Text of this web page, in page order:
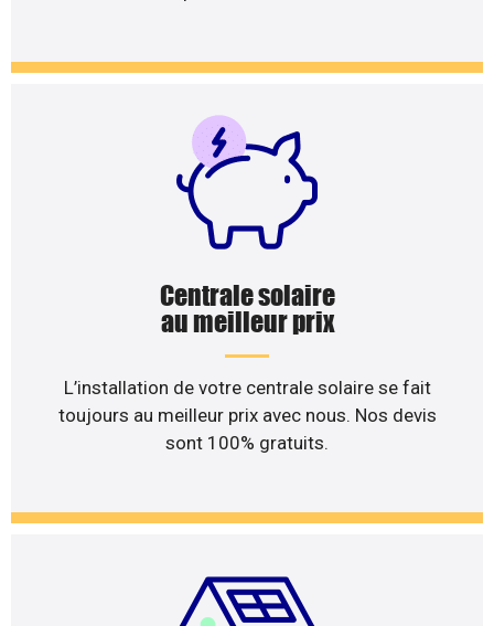
Centrale solaire
au meilleur prix
L’installation de votre centrale solaire se fait
toujours au meilleur prix avec nous. Nos devis
sont 100% gratuits.